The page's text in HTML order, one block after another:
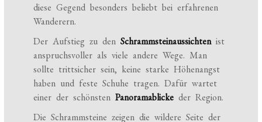
diese Gegend besonders beliebt bei erfahrenen
Wanderern.
Der Aufstieg zu denSchrammsteinaussichtenist
anspruchsvoller als viele andere Wege. Man
sollte trittsicher sein, keine starke Höhenangst
haben und feste Schuhe tragen. Dafür wartet
einer der schönstenPanoramablicke der Region.
Die Schrammsteine zeigen die wildere Seite der